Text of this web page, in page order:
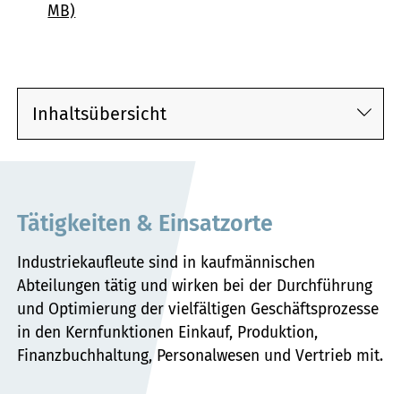
MB)
Inhaltsübersicht
Tätigkeiten & Einsatzorte
Industriekaufleute sind in kaufmännischen
Abteilungen tätig und wirken bei der Durchführung
und Optimierung der vielfältigen Geschäftsprozesse
in den Kernfunktionen Einkauf, Produktion,
Finanzbuchhaltung, Personalwesen und Vertrieb mit.